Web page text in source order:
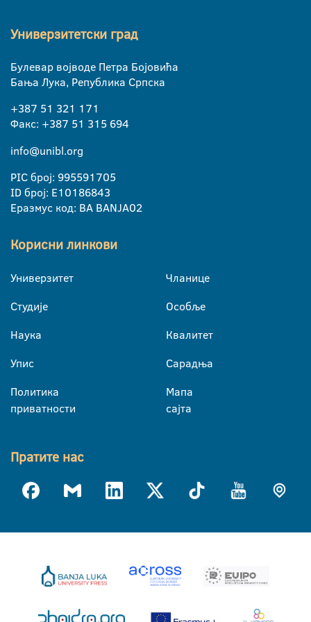
Универзитетски град
Булевар војводе Петра Бојовића
Бања Лука, Република Српска
+387 51 321 171
Факс: +387 51 315 694
info@unibl.org
PIC број: 995591705
ID број: E10186843
Еразмус код: BA BANJA02
Корисни линкови
Универзитет
Студије
Наука
Упис
Политика
приватности
Чланице
Особље
Квалитет
Сарадња
Мапа
сајта
Пратите нас